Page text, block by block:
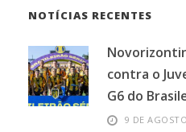
NOTÍCIAS RECENTES
contra o
G6 do
9 DE